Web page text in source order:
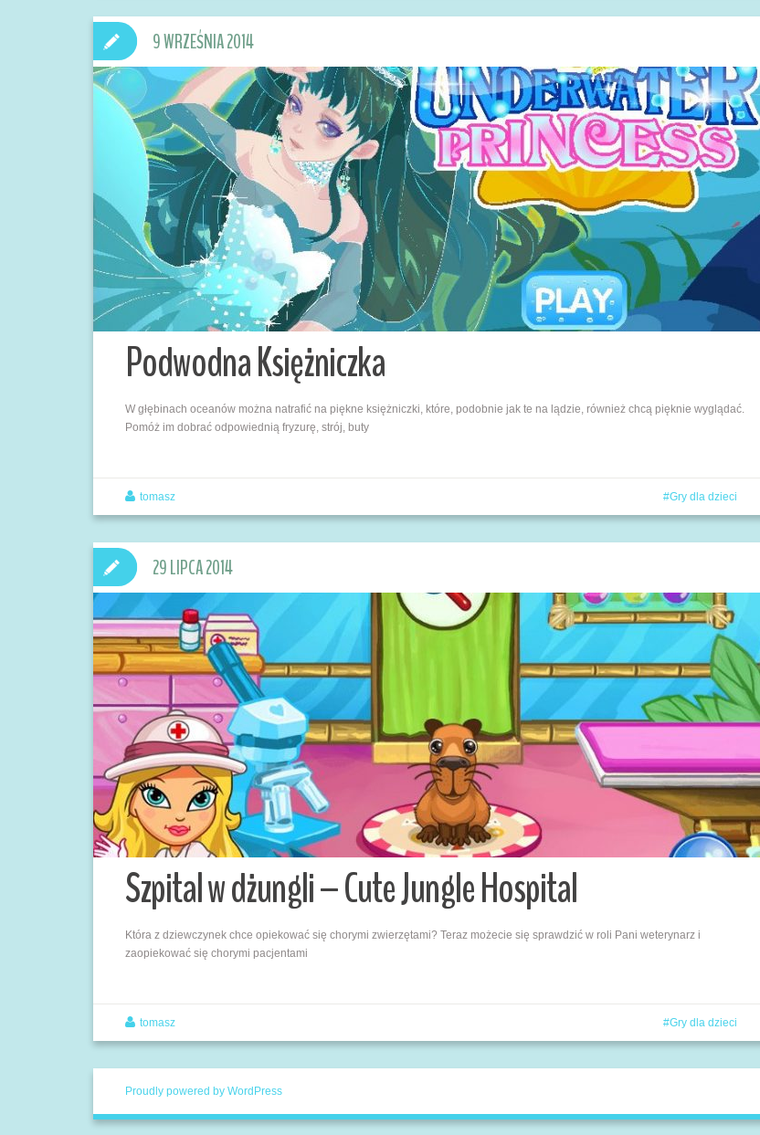
Podwodna Księżniczka
W głębinach oceanów można natrafić na piękne księżniczki, które, podobnie jak te na lądzie, również chcą pięknie wyglądać.
Pomóż im dobrać odpowiednią fryzurę, strój, buty
9 WRZEŚNIA 2014
Gry dla dzieci
tomasz
Szpital w dżungli – Cute Jungle Hospital
Która z dziewczynek chce opiekować się chorymi zwierzętami? Teraz możecie się sprawdzić w roli Pani weterynarz i
zaopiekować się chorymi pacjentami
29 LIPCA 2014
Gry dla dzieci
tomasz
Proudly powered by WordPress